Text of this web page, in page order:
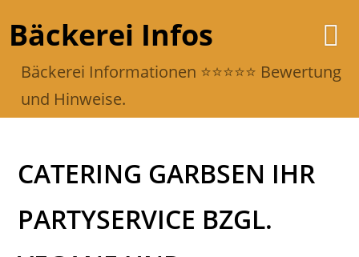
Bäckerei Infos
Bäckerei Informationen ⭐️⭐️⭐️⭐️⭐️ Bewertung
und Hinweise.
CATERING GARBSEN IHR
PARTYSERVICE BZGL.